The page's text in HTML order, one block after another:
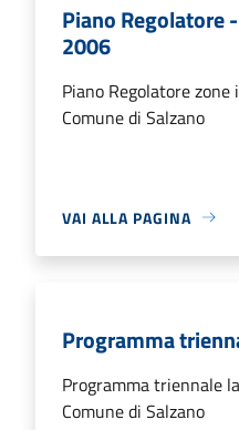
Piano Regolatore
2006
Piano Regolatore
Comune di Salzano
VAI ALLA PAGINA
Programma
Programma triennale
Comune di Salzano